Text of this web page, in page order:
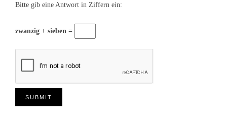
Bitte gib eine Antwort in Ziffern ein:
zwanzig + sieben =